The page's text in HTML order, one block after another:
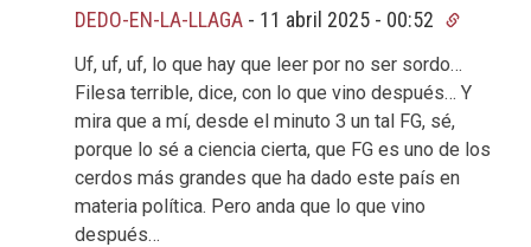
DEDO-EN-LA-LLAGA - 11 abril 2025 - 00:52
Uf, uf, uf, lo que hay que leer por no ser sordo…
Filesa terrible, dice, con lo que vino después… Y
mira que a mí, desde el minuto 3 un tal FG, sé,
porque lo sé a ciencia cierta, que FG es uno de los
cerdos más grandes que ha dado este país en
materia política. Pero anda que lo que vino
después…